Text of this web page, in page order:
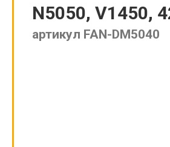
N5050, V1450,
артикул FAN-DM5040